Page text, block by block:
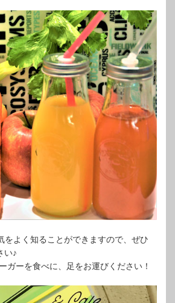
をよく知ることができますので、ぜひ
い♪
ガーを食べに、足をお運びください！